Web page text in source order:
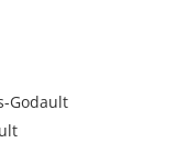
Godault